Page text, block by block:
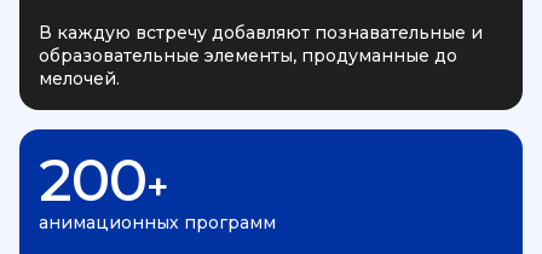
В каждую встречу добавляют познавательные и
образовательные элементы, продуманные до
мелочей.
200+
анимационных программ